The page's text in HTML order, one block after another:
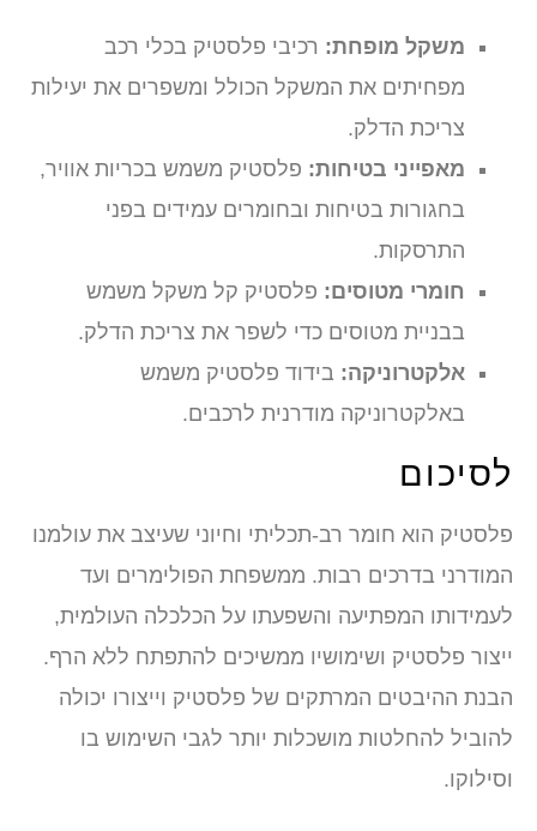
משקל מופחת: רכיבי פלסטיק בכלי רכב
מפחיתים את המשקל הכולל ומשפרים את יעילות
צריכת הדלק.
מאפייני בטיחות: פלסטיק משמש בכריות אוויר,
בחגורות בטיחות ובחומרים עמידים בפני
התרסקות.
חומרי מטוסים: פלסטיק קל משקל משמש
בבניית מטוסים כדי לשפר את צריכת הדלק.
אלקטרוניקה: בידוד פלסטיק משמש
באלקטרוניקה מודרנית לרכבים.
לסיכום
פלסטיק הוא חומר רב-תכליתי וחיוני שעיצב את עולמנו
המודרני בדרכים רבות. ממשפחת הפולימרים ועד
לעמידותו המפתיעה והשפעתו על הכלכלה העולמית,
ייצור פלסטיק ושימושיו ממשיכים להתפתח ללא הרף.
הבנת ההיבטים המרתקים של פלסטיק וייצורו יכולה
להוביל להחלטות מושכלות יותר לגבי השימוש בו
וסילוקו.